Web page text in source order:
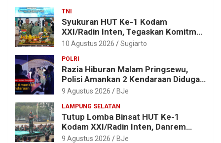
TNI
Syukuran HUT Ke-1 Kodam
XXI/Radin Inten, Tegaskan Komitmen
“Bekerja dengan Hati”
10 Agustus 2026 Sugiarto
POLRI
Razia Hiburan Malam Pringsewu,
Polisi Amankan 2 Kendaraan Diduga
Bermasalah
9 Agustus 2026 BJe
LAMPUNG SELATAN
Tutup Lomba Binsat HUT Ke-1
Kodam XXI/Radin Inten, Danrem
043/Gatam Apresiasi Prestasi
9 Agustus 2026 BJe